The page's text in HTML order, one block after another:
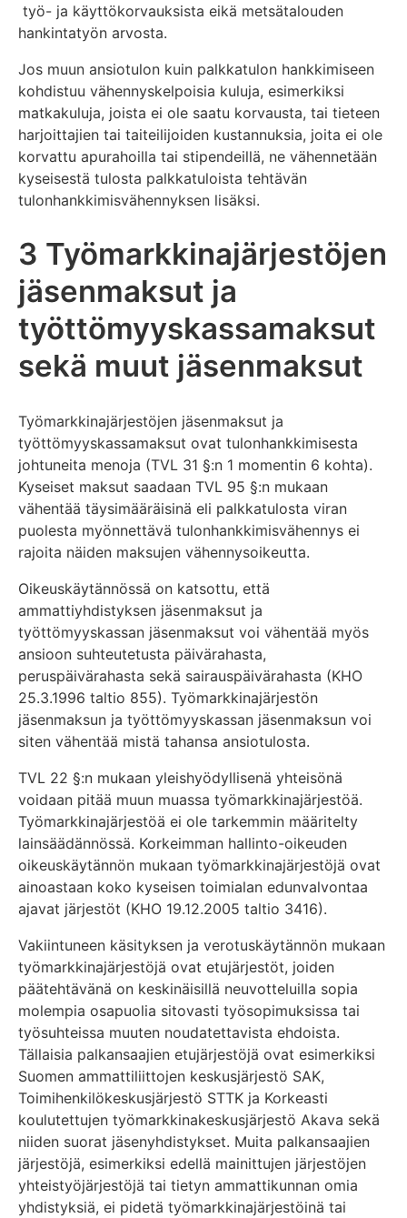
työ- ja käyttökorvauksista eikä metsätalouden
hankintatyön arvosta.
Jos muun ansiotulon kuin palkkatulon hankkimiseen
kohdistuu vähennyskelpoisia kuluja, esimerkiksi
matkakuluja, joista ei ole saatu korvausta, tai tieteen
harjoittajien tai taiteilijoiden kustannuksia, joita ei ole
korvattu apurahoilla tai stipendeillä, ne vähennetään
kyseisestä tulosta palkkatuloista tehtävän
tulonhankkimisvähennyksen lisäksi.
3 Työmarkkinajärjestöjen
jäsenmaksut ja
työttömyyskassamaksut
sekä muut jäsenmaksut
Työmarkkinajärjestöjen jäsenmaksut ja
työttömyyskassamaksut ovat tulonhankkimisesta
johtuneita menoja (TVL 31 §:n 1 momentin 6 kohta).
Kyseiset maksut saadaan TVL 95 §:n mukaan
vähentää täysimääräisinä eli palkkatulosta viran
puolesta myönnettävä tulonhankkimisvähennys ei
rajoita näiden maksujen vähennysoikeutta.
Oikeuskäytännössä on katsottu, että
ammattiyhdistyksen jäsenmaksut ja
työttömyyskassan jäsenmaksut voi vähentää myös
ansioon suhteutetusta päivärahasta,
peruspäivärahasta sekä sairauspäivärahasta (KHO
25.3.1996 taltio 855). Työmarkkinajärjestön
jäsenmaksun ja työttömyyskassan jäsenmaksun voi
siten vähentää mistä tahansa ansiotulosta.
TVL 22 §:n mukaan yleishyödyllisenä yhteisönä
voidaan pitää muun muassa työmarkkinajärjestöä.
Työmarkkinajärjestöä ei ole tarkemmin määritelty
lainsäädännössä. Korkeimman hallinto-oikeuden
oikeuskäytännön mukaan työmarkkinajärjestöjä ovat
ainoastaan koko kyseisen toimialan edunvalvontaa
ajavat järjestöt (KHO 19.12.2005 taltio 3416).
Vakiintuneen käsityksen ja verotuskäytännön mukaan
työmarkkinajärjestöjä ovat etujärjestöt, joiden
päätehtävänä on keskinäisillä neuvotteluilla sopia
molempia osapuolia sitovasti työsopimuksissa tai
työsuhteissa muuten noudatettavista ehdoista.
Tällaisia palkansaajien etujärjestöjä ovat esimerkiksi
Suomen ammattiliittojen keskusjärjestö SAK,
Toimihenkilökeskusjärjestö STTK ja Korkeasti
koulutettujen työmarkkinakeskusjärjestö Akava sekä
niiden suorat jäsenyhdistykset. Muita palkansaajien
järjestöjä, esimerkiksi edellä mainittujen järjestöjen
yhteistyöjärjestöjä tai tietyn ammattikunnan omia
yhdistyksiä, ei pidetä työmarkkinajärjestöinä tai